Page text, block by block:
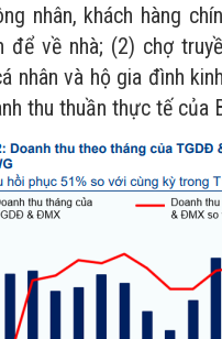
nhân, khách hàng
để về nhà; (2) chợ
nhân và hộ gia đình
thu thuần thực tế của